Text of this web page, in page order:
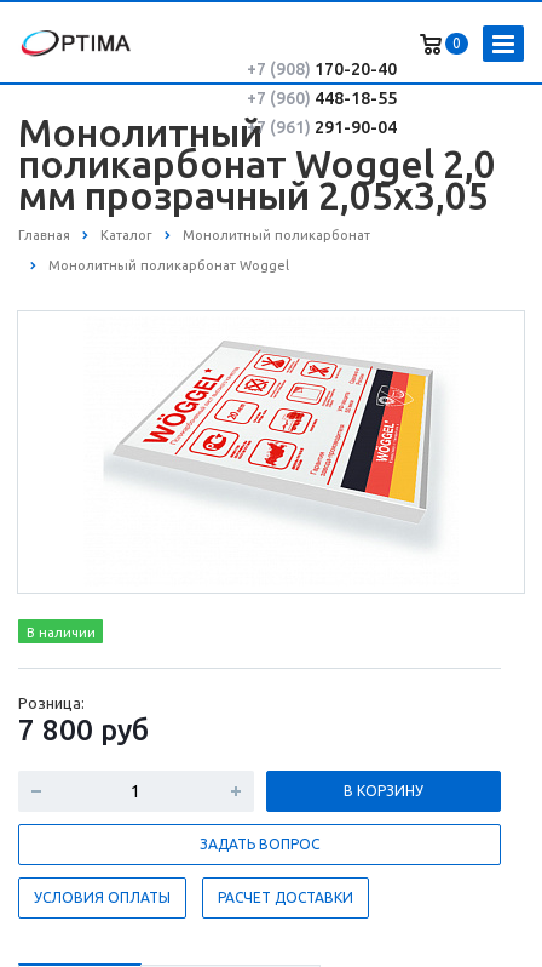
0
+7 (908) 170-20-40
+7 (960) 448-18-55
+7 (961) 291-90-04
Монолитный
поликарбонат Woggel 2,0
мм прозрачный 2,05х3,05
Главная Каталог Монолитный поликарбонат
Монолитный поликарбонат Woggel
В наличии
Розница:
7 800 руб
В КОРЗИНУ
ЗАДАТЬ ВОПРОС
УСЛОВИЯ ОПЛАТЫ РАСЧЕТ ДОСТАВКИ